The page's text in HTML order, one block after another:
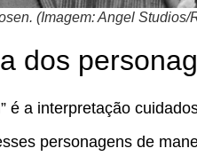
(Imagem: Angel Studios/
dos
é a interpretação
personagens de